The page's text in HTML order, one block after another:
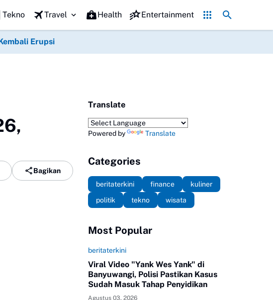
Promo Hari jadi Ponorogo ke-530, Puluhan Tempat Kuliner Beri
Tekno Travel Health Entertainment
Erupsi
Bagikan
Translate
Powered by Translate
Categories
beritaterkini finance
kuliner
politik
tekno wisata
Most Popular
beritaterkini
Viral Video "Yank Wes Yank" di
Banyuwangi, Polisi Pastikan Kasus
Sudah Masuk Tahap Penyidikan
Agustus 03, 2026